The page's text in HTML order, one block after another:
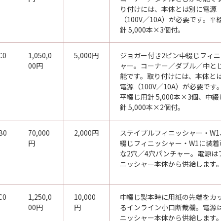
り付けには、本体とは別に電源
（100V／10A）が必要です。平
針 5,000本×3個付。
1,050,0
00円
5,000円
ジョガー付き2ビン中綴じフィ
ャー。コーナー／ダブル／中と
能です。取り付けには、本体と
電源（100V／10A）が必要です
平綴じ用針 5,000本×3個、中綴
針 5,000本×2個付。
70,000
円
2,000円
ステイプルフィニッシャー・
綴じフィニッシャー・W1に装
な2穴／4穴パンチャー。電源は
ニッシャー本体から供給します
1,250,0
00円
10,000
円
中綴じ製本時に用紙の先端をカ
るインライン小口断裁機。電源
ニッシャー本体から供給します